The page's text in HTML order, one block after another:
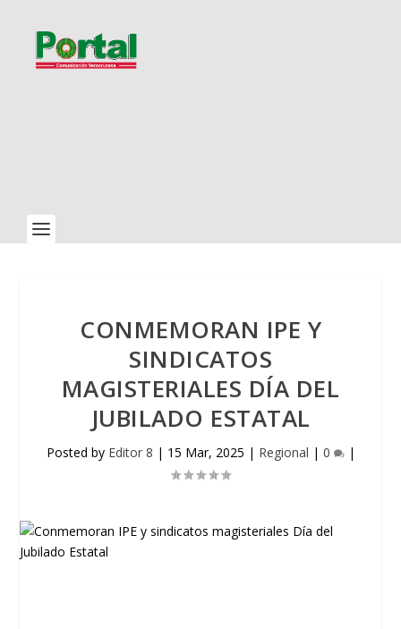
CONMEMORAN IPE Y
SINDICATOS
MAGISTERIALES DÍA DEL
JUBILADO ESTATAL
Posted by Editor 8 | 15 Mar, 2025 | Regional | 0 |